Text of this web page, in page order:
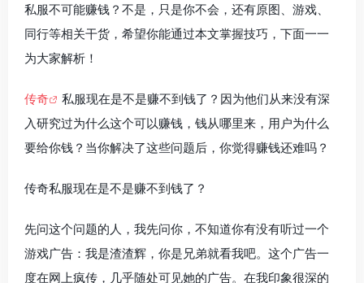
私服不可能赚钱？不是，只是你不会，还有原图、游戏、
同行等相关干货，希望你能通过本文掌握技巧，下面一一
为大家解析！
传奇
私服现在是不是赚不到钱了？因为他们从来没有深
入研究过为什么这个可以赚钱，钱从哪里来，用户为什么
要给你钱？当你解决了这些问题后，你觉得赚钱还难吗？
传奇私服现在是不是赚不到钱了？
先问这个问题的人，我先问你，不知道你有没有听过一个
游戏广告：我是渣渣辉，你是兄弟就看我吧。这个广告一
度在网上疯传，几乎随处可见她的广告。在我印象很深的